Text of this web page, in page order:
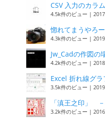
CSV 入力のカラ
4.5k件のビュー |
惚れてまうやろ
4.3k件のビュー |
Jw_Cadの作図の
4.2k件のビュー |
Excel 折れ線グ
3.5k件のビュー |
「滇王之印」
3.2k件のビュー |